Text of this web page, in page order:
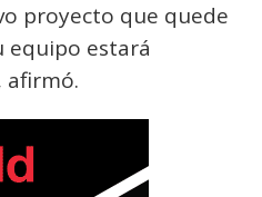
proyecto que quede
equipo estará
afirmó.